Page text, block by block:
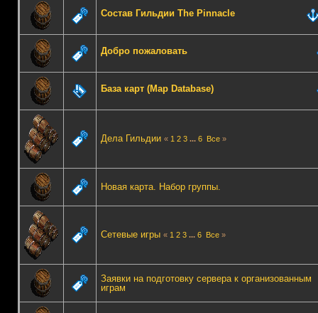
Состав Гильдии The Pinnacle
Добро пожаловать
База карт (Map Database)
Дела Гильдии « 1 2 3 ... 6 Все»
Новая карта. Набор группы.
Сетевые игры « 1 2 3 ... 6 Все»
Заявки на подготовку сервера к организованным
играм